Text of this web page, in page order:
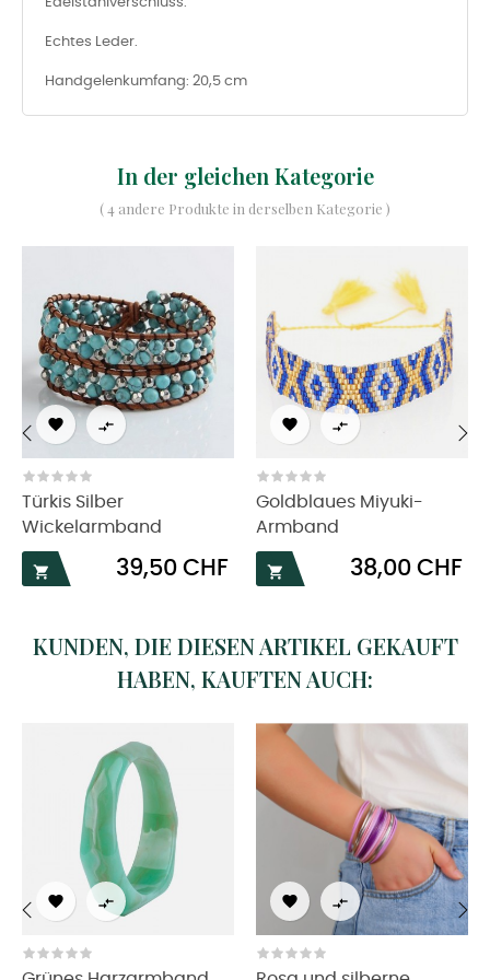
Edelstahlverschluss.
Echtes Leder.
Handgelenkumfang: 20,5 cm
In der gleichen Kategorie
( 4 andere Produkte in derselben Kategorie )
 
Türkis Silber
Wickelarmband

Preis
39,50 CHF
 
Goldblaues Miyuki-
Armband

Preis
38,00 CHF
‹
KUNDEN, DIE DIESEN ARTIKEL GEKAUFT
HABEN, KAUFTEN AUCH:
   
‹